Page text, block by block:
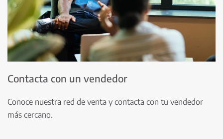
Contacta con un vendedor
Conoce nuestra red de venta y contacta con tu vendedor
más cercano.